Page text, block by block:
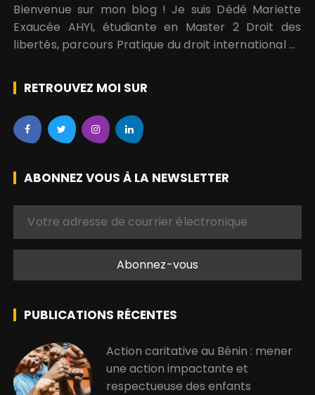
Bienvenue sur mon blog ! Je suis Dédé Mariette
Exaucée AHYI, étudiante en Master 2 Droit des
libertés, parcours Pratique du droit international et
engagée pour la promotion et la protection des…
RETROUVEZ MOI SUR
ABONNEZ VOUS À LA NEWSLETTER
PUBLICATIONS RÉCENTES
Action caritative au Bénin : mener
une action impactante et
respectueuse des enfants